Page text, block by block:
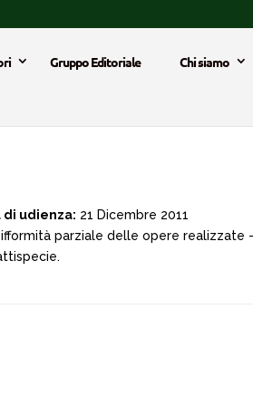
Gruppo Editoriale Chi siamo
di udienza: 21 Dicembre 2011
parziale delle opere realizzate